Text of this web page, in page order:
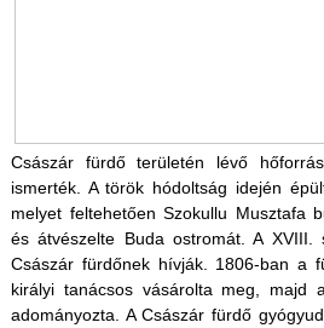
Császár fürdő területén lévő
ismerték. A török hódoltság idején
melyet feltehetően Szokullu Musztafa
és átvészelte Buda ostromát. A
Császár fürdőnek hívják. 1806-ban a
királyi tanácsos vásárolta meg, majd
adományozta. A Császár fürdő